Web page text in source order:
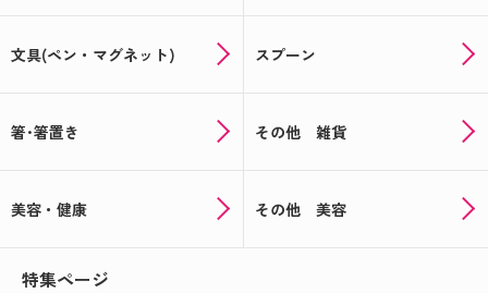
文具(ペン・マグネット) スプーン
箸･箸置き その他 雑貨
美容・健康 その他 美容
特集ページ